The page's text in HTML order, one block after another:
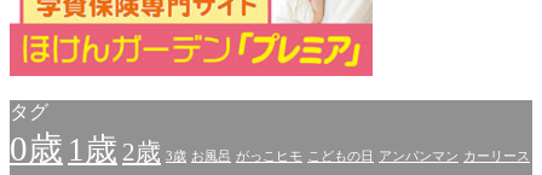
タグ
0歳 1歳 2歳 3歳 お風呂 がっこヒモ こどもの日 アンパンマン カーリース